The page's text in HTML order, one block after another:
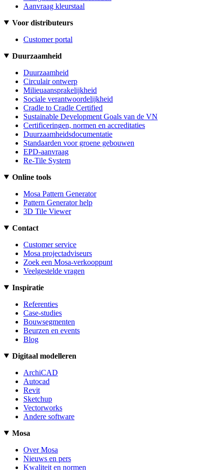
Aanvraag kleurstaal
Voor distributeurs
Customer portal
Duurzaamheid
Duurzaamheid
Circulair ontwerp
Milieuaansprakelijkheid
Sociale verantwoordelijkheid
Cradle to Cradle Certified
Sustainable Development Goals van de VN
Certificeringen, normen en accreditaties
Duurzaamheidsdocumentatie
Standaarden voor groene gebouwen
EPD-aanvraag
Re-Tile System
Online tools
Mosa Pattern Generator
Pattern Generator help
3D Tile Viewer
Contact
Customer service
Mosa projectadviseurs
Zoek een Mosa-verkooppunt
Veelgestelde vragen
Inspiratie
Referenties
Case-studies
Bouwsegmenten
Beurzen en events
Blog
Digitaal modelleren
ArchiCAD
Autocad
Revit
Sketchup
Vectorworks
Andere software
Mosa
Over Mosa
Nieuws en pers
Kwaliteit en normen